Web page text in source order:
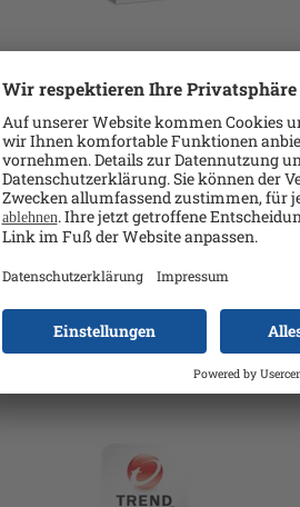
Trend Micro GOV Worry-
Free Business Security 9
Advanced 6-10 Liz. + 1J.
Maint. 5er Schr.
Abonnement-Lizenz (1 Jahr) - 1
Benutzer - Reg. - Volumen - 6-10
Lizenzen - Win - Mac - iOS -
BlackBerry OS - Android -
Multilingual
Details